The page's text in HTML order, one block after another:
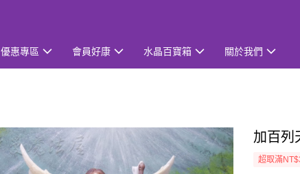
優惠專區 會員好康 水晶百寶箱 關於我們
加百列
超取滿